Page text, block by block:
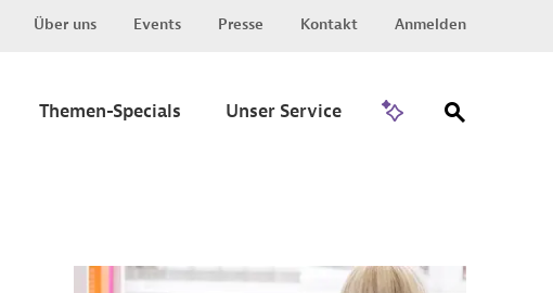
Über uns Events Presse Kontakt Anmelden
Themen-Specials Unser Service